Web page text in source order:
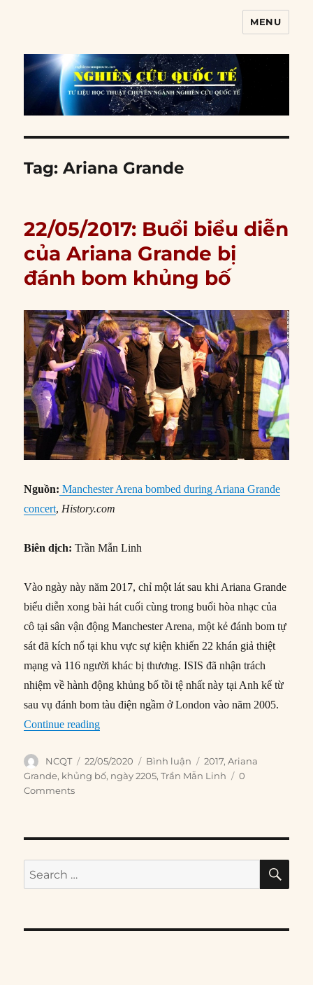
MENU
Tag:Ariana Grande
22/05/2017: Buổi biểu diễn
của Ariana Grande bị
đánh bom khủng bố
Nguồn: Manchester Arena bombed during Ariana Grande
concert, History.com
Biên dịch: Trần Mẫn Linh
Vào ngày này năm 2017, chỉ một lát sau khi Ariana Grande
biểu diễn xong bài hát cuối cùng trong buổi hòa nhạc của
cô tại sân vận động Manchester Arena, một kẻ đánh bom tự
sát đã kích nổ tại khu vực sự kiện khiến 22 khán giả thiệt
mạng và 116 người khác bị thương. ISIS đã nhận trách
nhiệm về hành động khủng bố tồi tệ nhất này tại Anh kể từ
sau vụ đánh bom tàu điện ngầm ở London vào năm 2005.
Continue reading“22/05/2017: Buổi biểu diễn của Ariana
Author
NCQT
Posted
on
22/05/2020 Categories
Bình luận Tags
2017,Ariana
Grande, khủng bố, ngày 2205,Trần Mẫn Linh
0
Comments
Search
for: